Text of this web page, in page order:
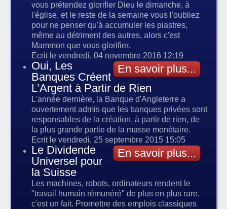
vous prétendez glorifier Dieu le dimanche, à
l'église, et le reste de la semaine vous l'oubliez
pour ne penser qu'à accumuler les piastres,
même au détriment des autres, alors c'est
Mammon que vous glorifier.
Ecrit le vendredi, 04 novembre 2016 12:19
En savoir plus...
Oui, Les
Banques Créent
L’Argent à Partir de Rien
L'année dernière, la Banque d'Angleterre a
ouvertement admis que les banques privées sont
responsables de la création, à partir de rien, de
la plus grande partie de la masse monétaire.
Ecrit le vendredi, 25 septembre 2015 15:05
En savoir plus...
Le Dividende
Universel pour
la Suisse
Les machines, robots, ordinateurs rendent le
"travail humain rémunéré" de plus en plus rare,
c'est un fait. Promettre des emplois classiques